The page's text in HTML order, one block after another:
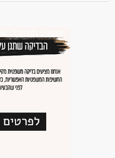
מחסנים ולוגיסטיקה - מחסנאי/ת
מחסנים ולוגיסטיקה - מלקטים
מאפייני משרה
משרה חלקית